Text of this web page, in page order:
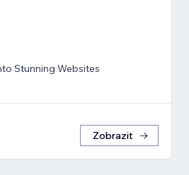
Stunning Websites
Zobrazit